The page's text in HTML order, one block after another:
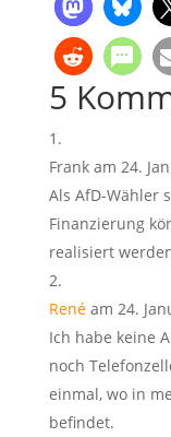
5
Frank am 24.
Als AfD-Wähler
Finanzierung
realisiert
René am 24.
Ich habe keine
noch
einmal, wo in
befindet.